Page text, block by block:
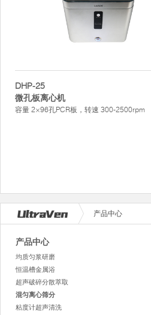
DHP-25
微孔板离心机
容量 2×96孔PCR板，转速 300-2500rpm
产品中心
产品中心
均质匀浆研磨
恒温槽金属浴
超声破碎分散萃取
混匀离心筛分
粘度计超声清洗